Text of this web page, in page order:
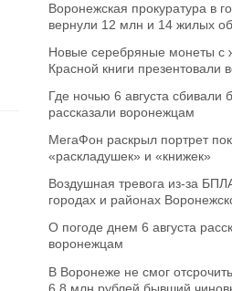
Воронежская прокуратура в
вернули 12 млн и 14 жилых
Новые серебряные монеты с
Красной книги презентовали
Где ночью 6 августа сбивали
рассказали воронежцам
МегаФон раскрыл портрет
«раскладушек» и «книжек»
Воздушная тревога из-за
городах и районах
О погоде днем 6 августа
воронежцам
В Воронеже не смог